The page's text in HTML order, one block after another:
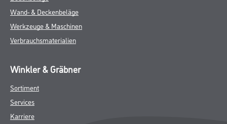
Wand- & Deckenbeläge
Werkzeuge & Maschinen
Verbrauchsmaterialien
Winkler & Gräbner
Sortiment
Services
Karriere